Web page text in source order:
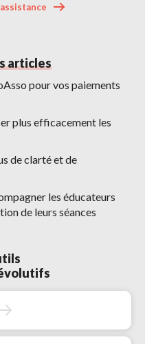
articles
pour vos paiements
plus efficacement les
de clarté et de
les éducateurs
de leurs séances